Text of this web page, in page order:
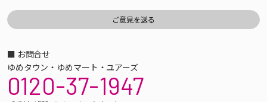
■ お問合せ
ゆめタウン・ゆめマート・ユアーズ
0120-37-1947